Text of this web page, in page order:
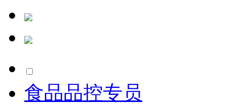
食品品控专员